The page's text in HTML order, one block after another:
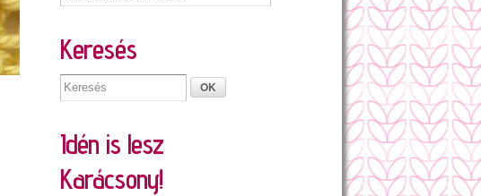
Keresés
Idén is lesz
Karácsony!